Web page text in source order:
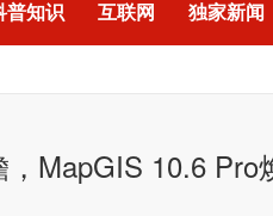
普知识 互联网 独家新闻
MapGIS 10.6 Pro